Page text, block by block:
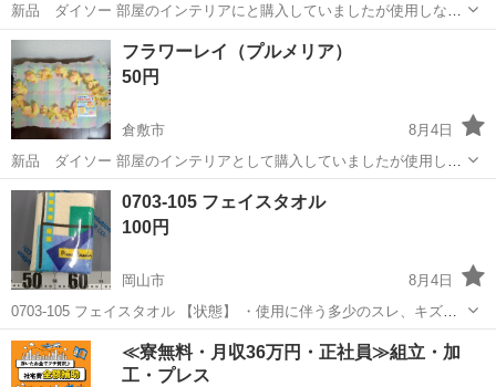
新品 ダイソー 部屋のインテリアにと購入していましたが使用しない
ので… 何かに活用される方へ
岡山 倉敷市 ハイビスカス
フラワーレイ（プルメリア）
50円
倉敷市
8月4日
新品 ダイソー 部屋のインテリアとして購入していましたが使用しな
いので… 何かに活用される方へ
岡山 倉敷市
0703-105 フェイスタオル
100円
岡山市
8月4日
0703-105 フェイスタオル 【状態】 ・使用に伴う多少のスレ、キズ、
落としきれない汚れなどございます ・詳細は現地でご確認ください ・
お値引きは出来かねますのでご了承願います ※中古品のため、状態に
つ...
岡山 岡山市 その他 現地
≪寮無料・月収36万円・正社員≫組立・加
工・プレス